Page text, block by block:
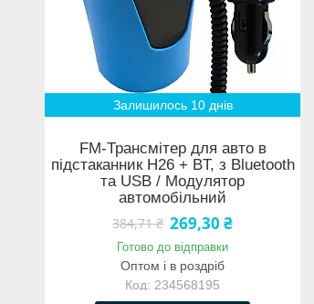
Залишилось 10 днів
FM-Трансмітер для авто в
підстаканник H26 + BT, з Bluetooth
та USB / Модулятор
автомобільний
384,71 ₴ 269,30 ₴
Готово до відправки
Оптом і в роздріб
234568195